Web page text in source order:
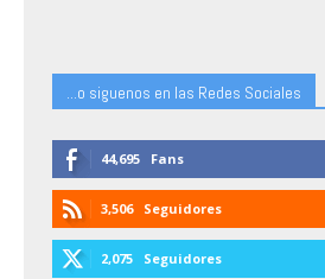
...o siguenos en las Redes Sociales
44,695 Fans
3,506 Seguidores
2,075 Seguidores